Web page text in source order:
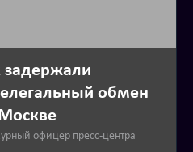
задержали
обмен
офицер пресс-центра